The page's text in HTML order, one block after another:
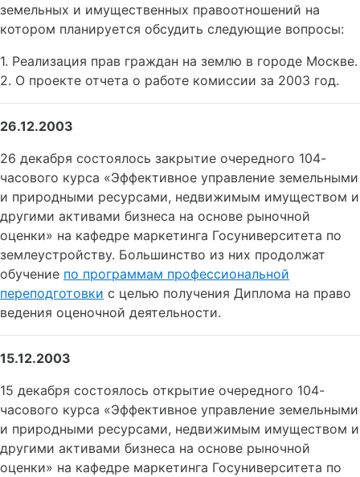
земельных и имущественных правоотношений на
котором планируется обсудить следующие вопросы:
1. Реализация прав граждан на землю в городе Москве.
2. О проекте отчета о работе комиссии за 2003 год.
26.12.2003
26 декабря состоялось закрытие очередного 104-
часового курса «Эффективное управление земельными
и природными ресурсами, недвижимым имуществом и
другими активами бизнеса на основе рыночной
оценки» на кафедре маркетинга Госуниверситета по
землеустройству. Большинство из них продолжат
обучение по программам профессиональной
переподготовки с целью получения Диплома на право
ведения оценочной деятельности.
15.12.2003
15 декабря состоялось открытие очередного 104-
часового курса «Эффективное управление земельными
и природными ресурсами, недвижимым имуществом и
другими активами бизнеса на основе рыночной
оценки» на кафедре маркетинга Госуниверситета по